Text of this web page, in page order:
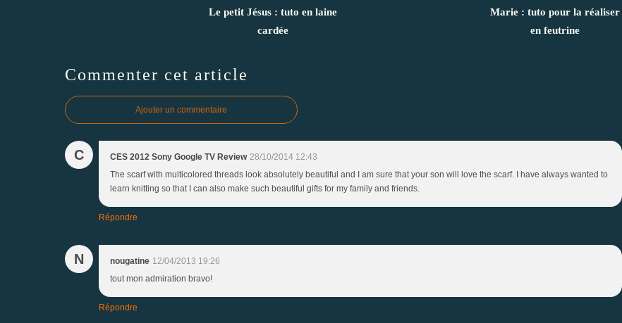
Le petit Jésus : tuto en laine
cardée
Marie : tuto pour la réaliser
en feutrine
Commenter cet article
Ajouter un commentaire
C CES 2012 Sony Google TV Review 28/10/2014 12:43
The scarf with multicolored threads look absolutely beautiful and I am sure that your son will love the scarf. I have always wanted to
learn knitting so that I can also make such beautiful gifts for my family and friends.
Répondre
N nougatine 12/04/2013 19:26
tout mon admiration bravo!
Répondre